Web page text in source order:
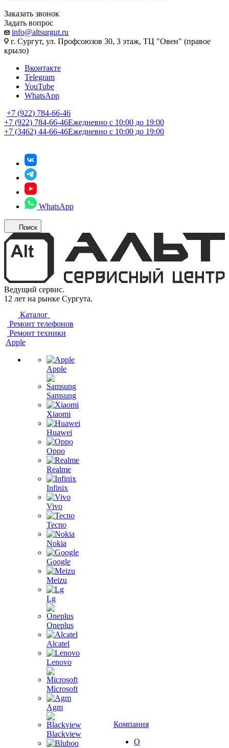
Заказать звонок
Задать вопрос
info@altsurgut.ru
г. Сургут, ул. Профсоюзов 30, 3 этаж, ТЦ "Овен" (правое
крыло)
Вконтакте
Telegram
YouTube
WhatsApp
+7 (922) 784-66-46
+7 (922) 784-66-46Ежедневно с 10:00 до 19:00
+7 (3462) 44-66-46Ежедневно с 10:00 до 19:00
WhatsApp
Поиск
Ведущий сервис.
12 лет на рынке Сургута.
Каталог
Ремонт телефонов
Ремонт техники
Apple
Apple
Samsung
Xiaomi
Huawei
Oppo
Realme
Infinix
Vivo
Tecno
Nokia
Google
Meizu
Lg
Oneplus
Alcatel
Lenovo
Microsoft
Agm
Blackview
Компания
О